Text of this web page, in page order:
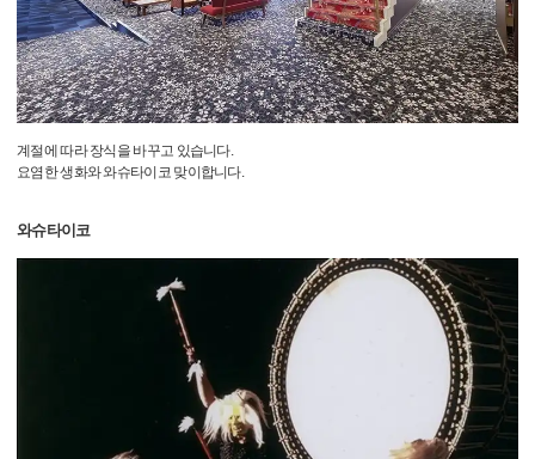
계절에 따라 장식을 바꾸고 있습니다.
요염한 생화와 와슈타이코 맞이합니다.
와슈타이코